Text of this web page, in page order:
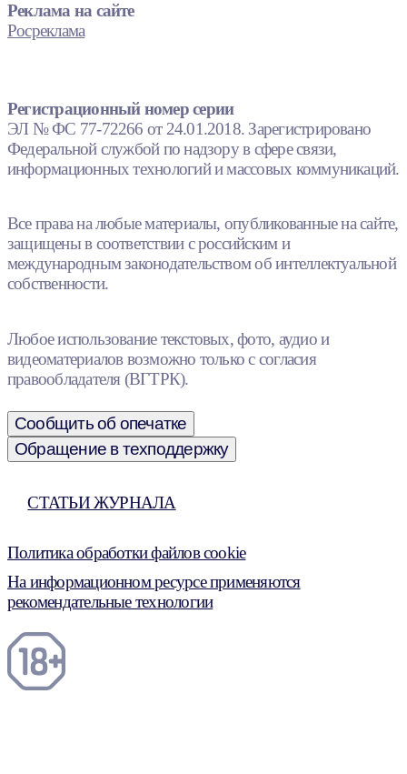
Реклама на сайте
Росреклама
Регистрационный номер серии
ЭЛ № ФС 77-72266 от 24.01.2018. Зарегистрировано
Федеральной службой по надзору в сфере связи,
информационных технологий и массовых коммуникаций.
Все права на любые материалы, опубликованные на сайте,
защищены в соответствии с российским и
международным законодательством об интеллектуальной
собственности.
Любое использование текстовых, фото, аудио и
видеоматериалов возможно только с согласия
правообладателя (ВГТРК).
Сообщить об опечатке
Обращение в техподдержку
СТАТЬИ ЖУРНАЛА
Политика обработки файлов cookie
На информационном ресурсе применяются
рекомендательные технологии